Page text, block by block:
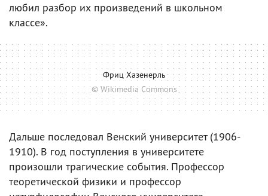
любил разбор их произведений в школьном
классе».
Фриц Хазенерль
© Wikimedia Commons
Дальше последовал Венский университет (1906-
1910). В год поступления в университете
произошли трагические события. Профессор
теоретической физики и профессор